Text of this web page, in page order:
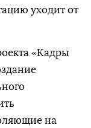
уходит от
«Кадры
на